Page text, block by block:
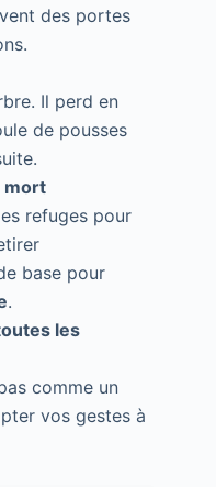
des portes
Il perd en
de pousses
mort
refuges pour
base pour
.
les
comme un
vos gestes à